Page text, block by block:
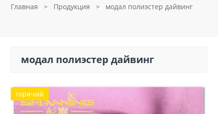
Главная > Продукция > модал полиэстер дайвинг
модал полиэстер дайвинг
горячий